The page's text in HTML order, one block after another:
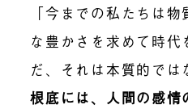
「今までの私たちは
な豊かさを求めて時
だ、それは本質的では
根底には、人間の感情